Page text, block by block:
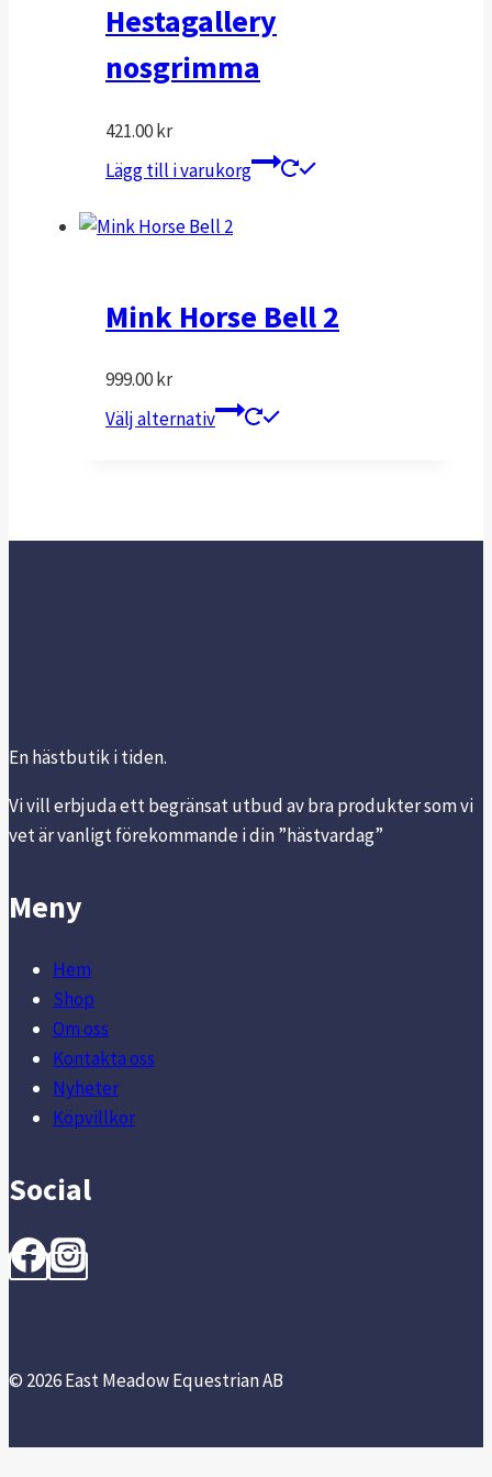
väljas
Hestagallery
nosgrimma
421.00kr
Lägg till i varukorg
Mink Horse Bell 2
999.00kr
Välj alternativ
Den
En hästbutik i tiden.
Vi vill erbjuda ett begränsat utbud av bra produkter som vi
vet är vanligt förekommande i din ”hästvardag”
Meny
Hem
Shop
Om oss
Kontakta oss
Nyheter
Köpvillkor
Social
© 2026 East Meadow Equestrian AB